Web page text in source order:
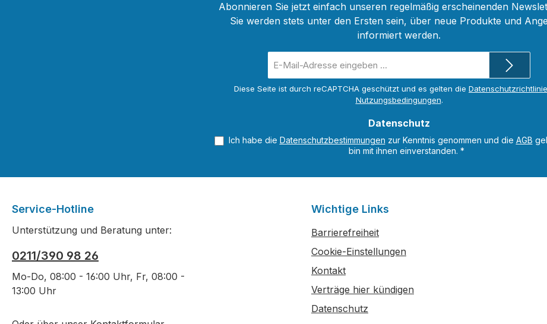
Abonnieren Sie jetzt einfach unseren regelmäßig erscheinenden
Sie werden stets unter den Ersten sein, über neue Produkte und
informiert werden.
Mail-
Diese Seite ist durch reCAPTCHA geschützt und es gelten die Datenschutzrichtlinie
Nutzungsbedingungen.
Datenschutz
Ich habe die Datenschutzbestimmungen zur Kenntnis genommen und die AGB
bin mit ihnen einverstanden. *
Service-Hotline
Unterstützung und Beratung unter:
0211/390 98 26
Mo-Do, 08:00 - 16:00 Uhr, Fr, 08:00 -
13:00 Uhr
Wichtige Links
Barrierefreiheit
Cookie-Einstellungen
Kontakt
Verträge hier kündigen
Datenschutz